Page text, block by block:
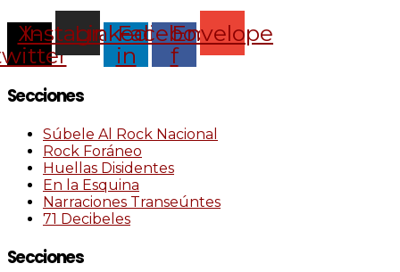
X-
Instagram
Linkedin-
in
Facebook-
f
Envelope
Secciones
Súbele Al Rock Nacional
Rock Foráneo
Huellas Disidentes
En la Esquina
Narraciones Transeúntes
71 Decibeles
Secciones